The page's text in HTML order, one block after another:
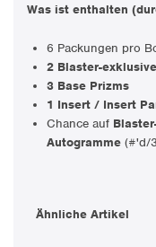
Was ist enthalten
6 Packungen pro
2 Blaster-
3 Base Prizms
1 Insert / Insert
Chance auf
Autogramme (#'d/
Ähnliche Artikel